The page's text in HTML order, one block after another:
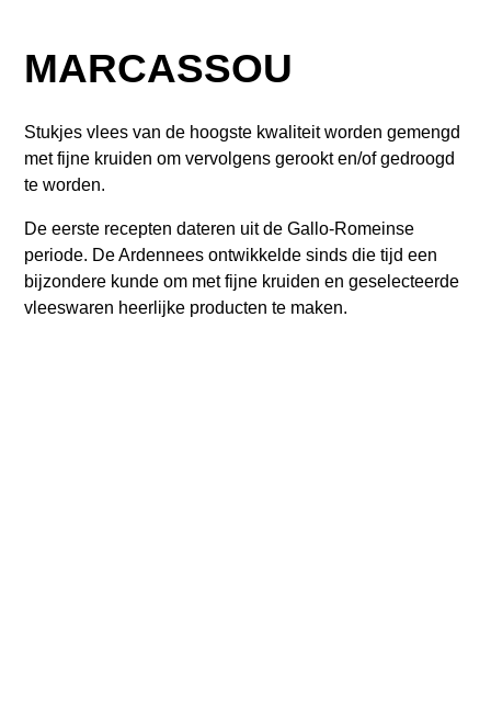
MARCASSOU
Stukjes vlees van de hoogste kwaliteit worden gemengd
met fijne kruiden om vervolgens gerookt en/of gedroogd
te worden.
De eerste recepten dateren uit de Gallo-Romeinse
periode. De Ardennees ontwikkelde sinds die tijd een
bijzondere kunde om met fijne kruiden en geselecteerde
vleeswaren heerlijke producten te maken.